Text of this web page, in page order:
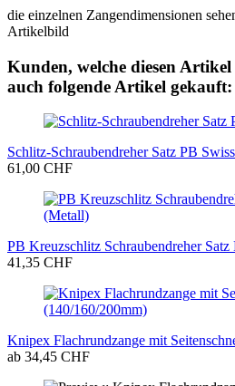
die einzelnen Zangendimensionen
Artikelbild
Kunden, welche diesen Artikel
auch folgende Artikel gekauft:
Schlitz-Schraubendreher Satz PB
61,00 CHF
PB Kreuzschlitz Schraubendreher Satz
41,35 CHF
Knipex Flachrundzange mit
ab 34,45 CHF